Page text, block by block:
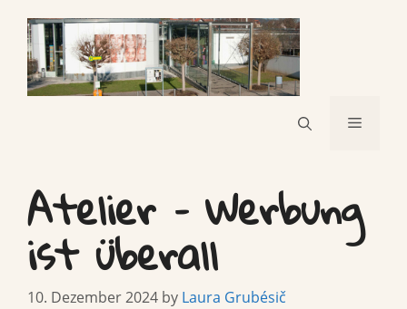
content
Menu
Atelier – Werbung
ist überall
10. Dezember 2024 by Laura Grubésič